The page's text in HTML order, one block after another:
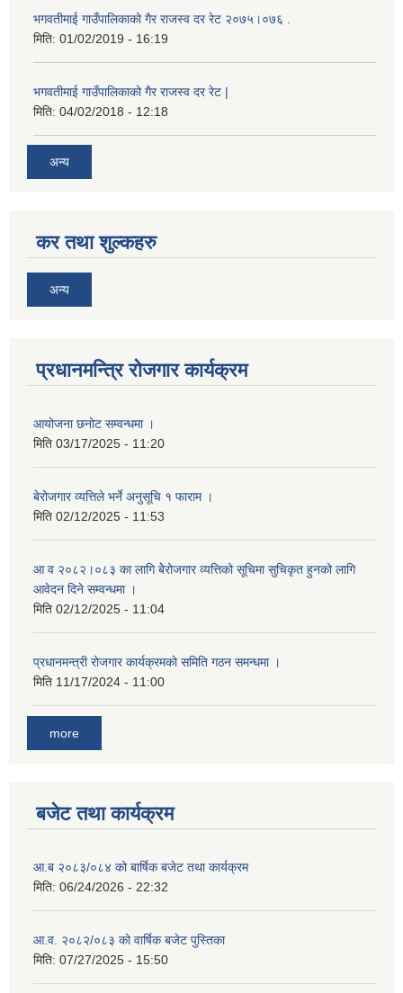
भगवतीमाई गाउँपालिकाको गैर राजस्व दर रेट २०७५।०७६ .
मिति: 01/02/2019 - 16:19
भगवतीमाई गाउँपालिकाको गैर राजस्व दर रेट |
मिति: 04/02/2018 - 12:18
अन्य
कर तथा शुल्कहरु
अन्य
प्रधानमन्त्रि रोजगार कार्यक्रम
आयोजना छनोट सम्वन्धमा ।
मिति 03/17/2025 - 11:20
बेरोजगार व्यत्तिले भर्ने अनुसूचि १ फाराम ।
मिति 02/12/2025 - 11:53
आ व २०८२।०८३ का लागि बेेरोजगार व्यत्तिको सूचिमा सुचिकृत हुनको लागि
आवेदन दिने सम्वन्धमा ।
मिति 02/12/2025 - 11:04
प्रधानमन्त्री रोजगार कार्यक्रमको समिति गठन समन्धमा ।
मिति 11/17/2024 - 11:00
more
बजेट तथा कार्यक्रम
आ.ब २०८३/०८४ को बार्षिक बजेट तथा कार्यक्रम
मिति: 06/24/2026 - 22:32
आ.व. २०८२/०८३ को वार्षिक बजेट पुस्तिका
मिति: 07/27/2025 - 15:50